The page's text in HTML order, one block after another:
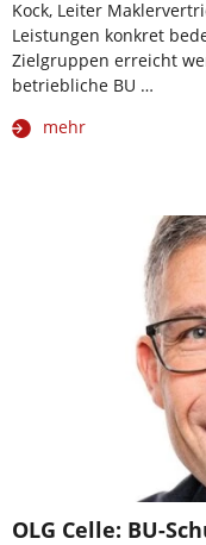
Kock, Leiter
Leistungen konkret
Zielgruppen erreicht
betriebliche BU …
mehr
OLG Celle: BU-